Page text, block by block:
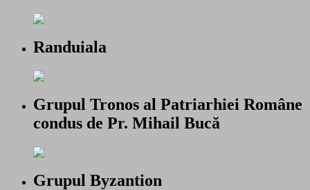
Randuiala
Grupul Tronos al Patriarhiei Române
condus de Pr. Mihail Bucă
Grupul Byzantion